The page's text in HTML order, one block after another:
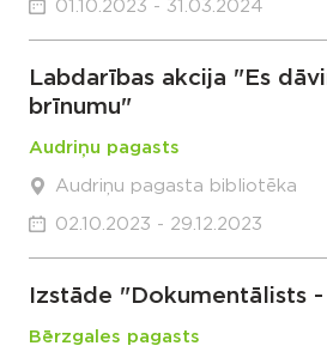
01.10.2023 - 31.03.2024
Labdarības akcija "Es
brīnumu"
Audriņu pagasts
Audriņu pagasta bibliotēka
02.10.2023 - 29.12.2023
Izstāde "Dokumentālists
Bērzgales pagasts